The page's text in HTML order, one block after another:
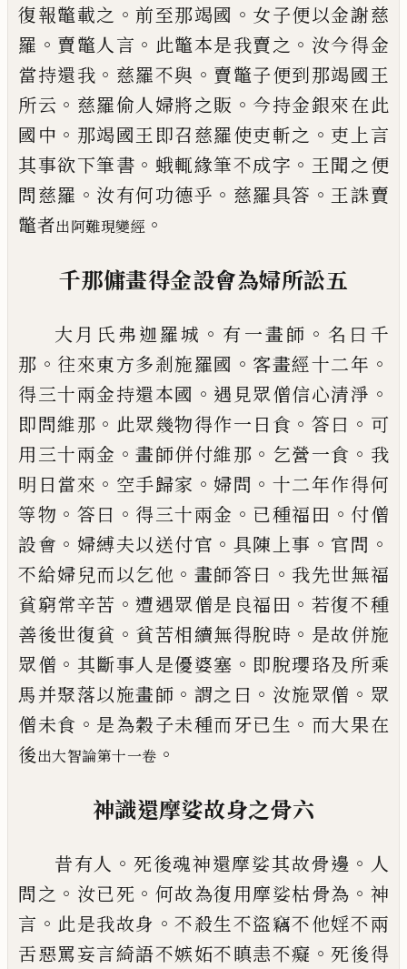
復報鼈載之 。前至那竭國 。 女子便以金謝慈
羅 。 賣鼈人言 。 此鼈本是我賣之 。 汝今得金
當持還我 。 慈羅不與 。 賣鼈子便到那竭國王
所云 。 慈羅偷人婦將之販 。 今持金銀來在此
國中 。 那竭國王即召慈羅使吏斬之 。 吏上言
其事欲下筆書 。 蛾輒緣筆不成字 。 王聞之便
問慈羅 。 汝有何功德乎 。 慈羅具答 。 王誅賣
鼈者出阿難現變經 。
千那傭畫得金設會為婦所訟五
大月氏弗迦羅城 。 有一畫師 。名曰千
那 。 往來東方多剎施羅國 。 客畫經十二年 。
得三十兩金持還本國 。 遇見眾僧信心清淨 。
即問維那 。 此眾幾物得作一日食 。 答曰 。 可
用三十兩金 。畫師併付維那 。 乞營一食 。 我
明日當來 。 空手歸家 。 婦問 。 十二年作得何
等物 。 答曰 。 得三十兩金 。 已種福田 。 付僧
設會 。 婦縛夫以送付官 。 具陳上事 。 官問 。
不給婦兒而以乞他 。 畫師答曰 。 我先世無福
貧窮常辛苦 。遭遇眾僧是良福田 。 若復不種
善後世復貧 。 貧苦相續無得脫時 。 是故併施
眾僧 。 其斷事人是優婆塞 。 即脫瓔珞及所乘
馬并聚落以施畫師 。 謂之曰 。 汝施眾僧 。 眾
僧未食 。 是為穀子未種而牙已生 。 而大果在
後出大智論第十一卷 。
神識還摩娑故身之骨六
昔有人 。 死後魂神還摩娑其故骨邊 。 人
問之 。 汝已死 。 何故為復用摩娑枯骨為 。 神
言 。 此是我故身 。不殺生不盜竊不他婬不兩
舌惡罵妄言綺語不嫉妬不瞋恚不癡 。死後得